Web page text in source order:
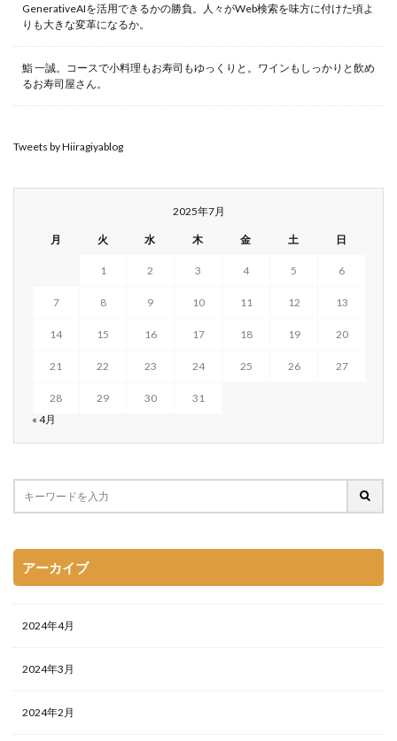
GenerativeAIを活用できるかの勝負。人々がWeb検索を味方に付けた頃よ
りも大きな変革になるか。
鮨 一誠。コースで小料理もお寿司もゆっくりと。ワインもしっかりと飲め
るお寿司屋さん。
Tweets by Hiiragiyablog
2025年7月
月 火 水 木 金 土 日
1 2 3 4 5 6
7 8 9 10 11 12 13
14 15 16 17 18 19 20
21 22 23 24 25 26 27
28 29 30
31
« 4月
アーカイブ
2024年4月
2024年3月
2024年2月